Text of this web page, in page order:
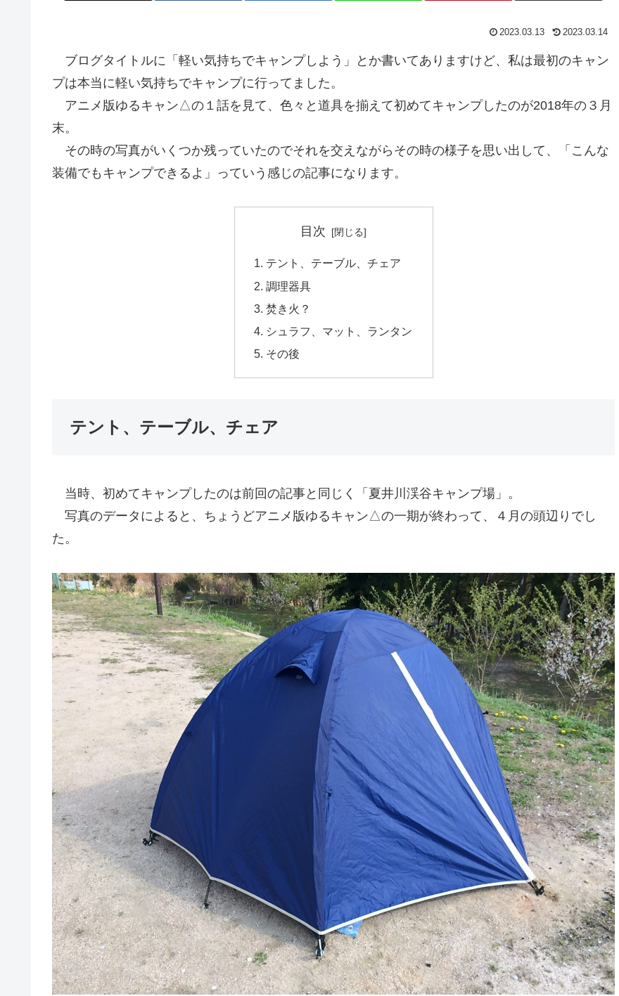
2023.03.13 2023.03.14
ブログタイトルに「軽い気持ちでキャンプしよう」とか書いてありますけど、私は最初のキャン
プは本当に軽い気持ちでキャンプに行ってました。
アニメ版ゆるキャン△の１話を見て、色々と道具を揃えて初めてキャンプしたのが2018年の３月
末。
その時の写真がいくつか残っていたのでそれを交えながらその時の様子を思い出して、「こんな
装備でもキャンプできるよ」っていう感じの記事になります。
目次
テント、テーブル、チェア
調理器具
焚き火？
シュラフ、マット、ランタン
その後
テント、テーブル、チェア
当時、初めてキャンプしたのは前回の記事と同じく「夏井川渓谷キャンプ場」。
写真のデータによると、ちょうどアニメ版ゆるキャン△の一期が終わって、４月の頭辺りでし
た。